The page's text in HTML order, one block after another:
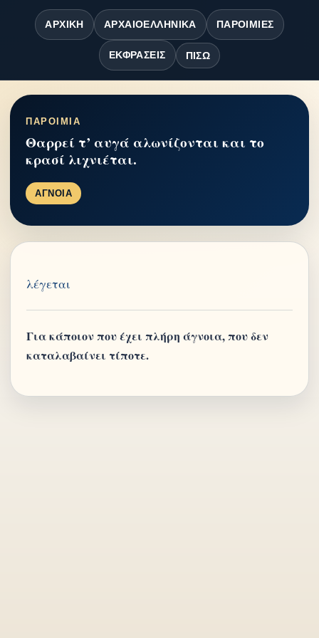
ΑΡΧΙΚΉ ΑΡΧΑΙΟΕΛΛΗΝΙΚΆ ΠΑΡΟΙΜΊΕΣ
ΕΚΦΡΆΣΕΙΣ ΠΊΣΩ
ΠΑΡΟΙΜΙΑ
Θαρρεί τ’ αυγά αλωνίζονται και το
κρασί λιχνιέται.
ΑΓΝΟΙΑ
λέγεται
Για κάποιον που έχει πλήρη άγνοια, που δεν
καταλαβαίνει τίποτε.